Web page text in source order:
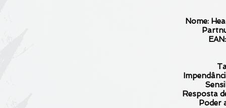
Nome:
Resposta
Poder